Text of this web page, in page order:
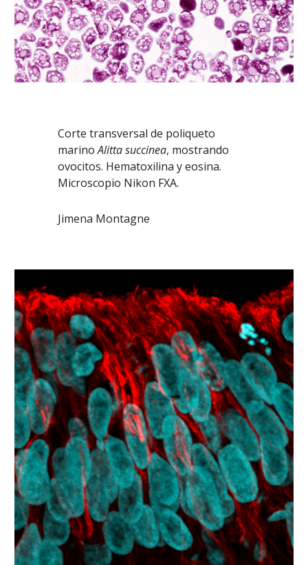
Corte transversal de poliqueto
marinoAlitta succinea, mostrando
ovocitos. Hematoxilina y eosina.
Microscopio Nikon FXA.
Jimena Montagne